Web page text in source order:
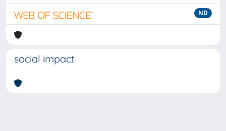
ND
social impact